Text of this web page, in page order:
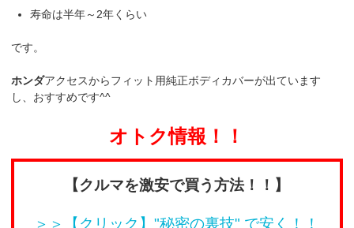
寿命は半年～2年くらい
です。
ホンダアクセスからフィット用純正ボディカバーが出ています
し、おすすめです^^
オトク情報！！
【クルマを激安で買う方法！！】
＞＞【クリック】"秘密の裏技" で安く！！